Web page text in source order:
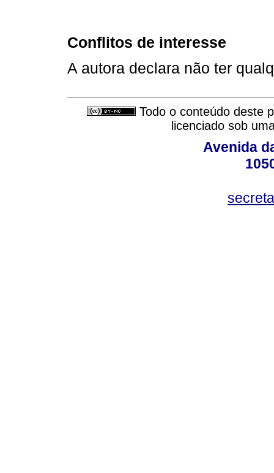
Conflitos de interesse
A autora declara não ter
Todo o conteúdo deste
licenciado sob
Avenida